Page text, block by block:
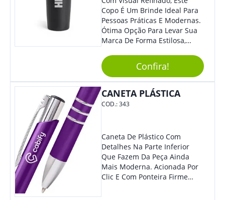
Copo É Um Brinde Ideal Para
Pessoas Práticas E Modernas.
Ótima Opção Para Levar Sua
Marca De Forma Estilosa,
Empresa Em Eventos,
Reuniões Corporativas Ou Até
Mesmo Para Presentear
Colaboradores.
Confira!
CANETA PLÁSTICA
COD.:343
Caneta De Plástico Com
Detalhes Na Parte Inferior
Que Fazem Da Peça Ainda
Mais Moderna. Acionada Por
Clic E Com Ponteira Firme